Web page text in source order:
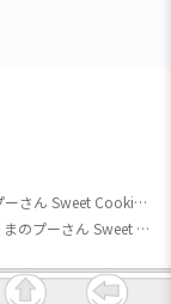
【ディズニー】くまのプーさん Sweet Cookies ひんやり毛布
【ディズニー】くまのプーさん Sweet Cookies ひんやり毛布